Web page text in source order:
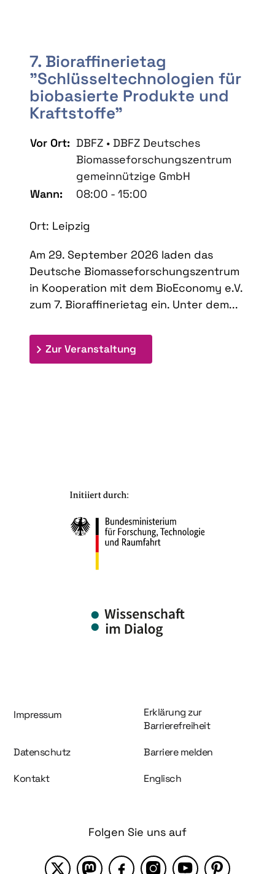
7. Bioraffinerietag
"Schlüsseltechnologien für
biobasierte Produkte und
Kraftstoffe"
Vor Ort: DBFZ • DBFZ Deutsches
Biomasseforschungszentrum
gemeinnützige GmbH
Wann:
08:00 - 15:00
Ort: Leipzig
Am 29. September 2026 laden das
Deutsche Biomasseforschungszentrum
in Kooperation mit dem BioEconomy e.V.
zum 7. Bioraffinerietag ein. Unter dem...
Zur Veranstaltung
Information und Service
Impressum
Erklärung zur
Barrierefreiheit
Datenschutz Barriere melden
Kontakt Englisch
Folgen Sie uns auf